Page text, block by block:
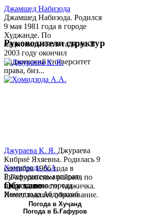
Джамшед Набизода
Джамшед Набизода. Родился
9 мая 1981 года в городе
Худжанде. По
национальности таджик. В
2003 году окончил
Таджикский университет
права, биз...
Хомидзода А.А.
Руководитель аппарата
председателя города
Хомидзода Абдувахоб
Абдумаджид родился 8
июня 1978 года в городе
Руководители структур
Джураева К. Я. Джураева
Кибриё Яхяевна. Родилась 9
сентября 1966 года в
Б.Гафуровском районе, по
национальности таджичка.
Имеет высшее образование.
В 1997 ...
Обу хаво
Погода в Хуҷанд
Погода в Б.Ғафуров